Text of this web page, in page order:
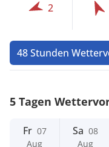
2
48 Stunden
5 Tagen
Fr 07
Aug
Sa 08
Aug